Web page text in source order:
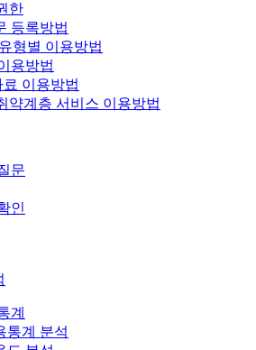
한
등록방법
형별 이용방법
용방법
이용방법
약계층 서비스 이용방법
문
인
계
통계 분석